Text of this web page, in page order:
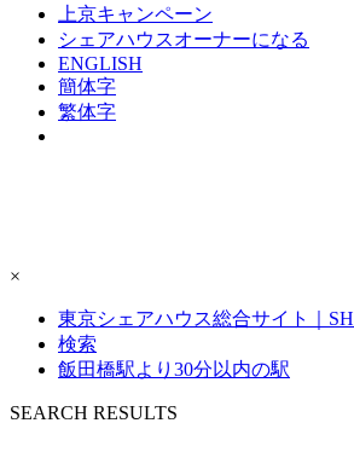
上京キャンペーン
シェアハウスオーナーになる
ENGLISH
簡体字
繁体字
×
東京シェアハウス総合サイト｜
検索
飯田橋駅より30分以内の駅
SEARCH RESULTS